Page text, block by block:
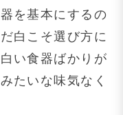
を基本にするの
白こそ選び方に
い食器ばかりが
たいな味気なく